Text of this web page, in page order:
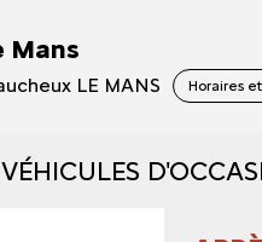
Mans
LE MANS Horaires
VÉHICULES